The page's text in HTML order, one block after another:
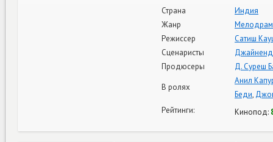
Страна
Индия
Жанр
Режиссер
Сатиш
Сценаристы
Продюсеры
Д. Суреш
В ролях
Анил
Беди,
Рейтинги:
Кинопод: